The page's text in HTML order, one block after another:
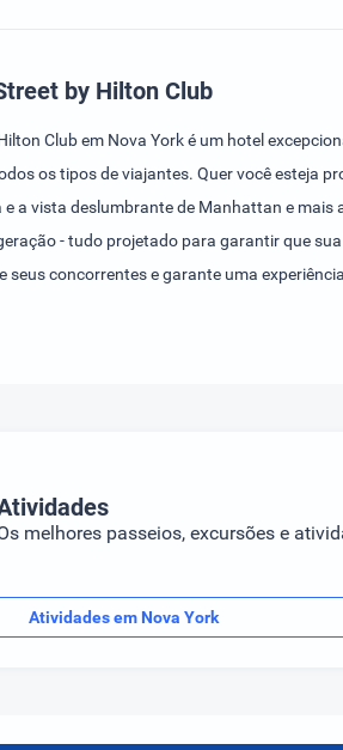
by Hilton Club
Club em Nova York é um hotel
os tipos de viajantes. Quer você esteja
a vista deslumbrante de Manhattan e
- tudo projetado para garantir que
seus concorrentes e garante uma
melhores passeios, excursões e
Atividades em Nova York